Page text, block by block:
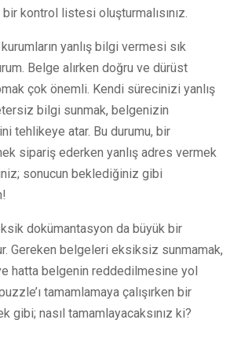
kontrol listesi oluşturmalısınız.
yanlış bilgi vermesi sık
Belge alırken doğru ve dürüst
çok önemli. Kendi sürecinizi yanlış
bilgi sunmak, belgenizin
tehlikeye atar. Bu durumu, bir
sipariş ederken yanlış adres vermek
sonucun beklediğiniz gibi
dokümantasyon da büyük bir
Gereken belgeleri eksiksiz sunmamak,
hatta belgenin reddedilmesine yol
tamamlamaya çalışırken bir
gibi; nasıl tamamlayacaksınız ki?